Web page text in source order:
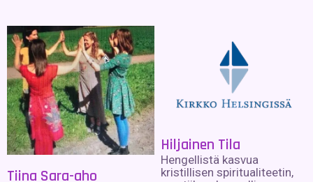
Tiina Sara-aho
Hiljainen Tila
Hengellistä kasvua
kristillisen spiritualiteetin,